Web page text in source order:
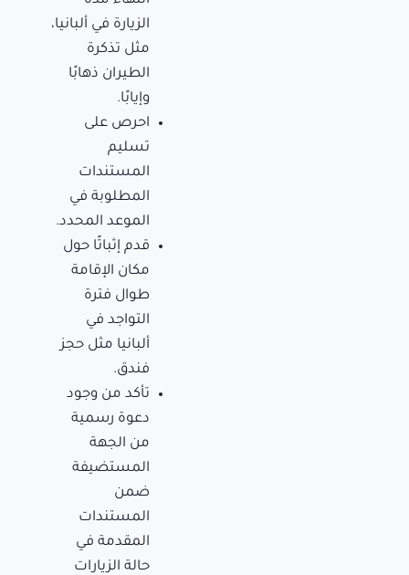
الزيارة في ألبانيا،
مثل تذكرة
الطيران ذهابًا
وإيابًا.
احرص على
تسليم
المستندات
المطلوبة في
الموعد المحدد.
قدم إثباتًا حول
مكان الإقامة
طوال فترة
التواجد في
ألبانيا مثل حجز
فندق.
تأكد من وجود
دعوة رسمية
من الجهة
المستضيفة
ضمن
المستندات
المقدمة في
حالة الزيارات